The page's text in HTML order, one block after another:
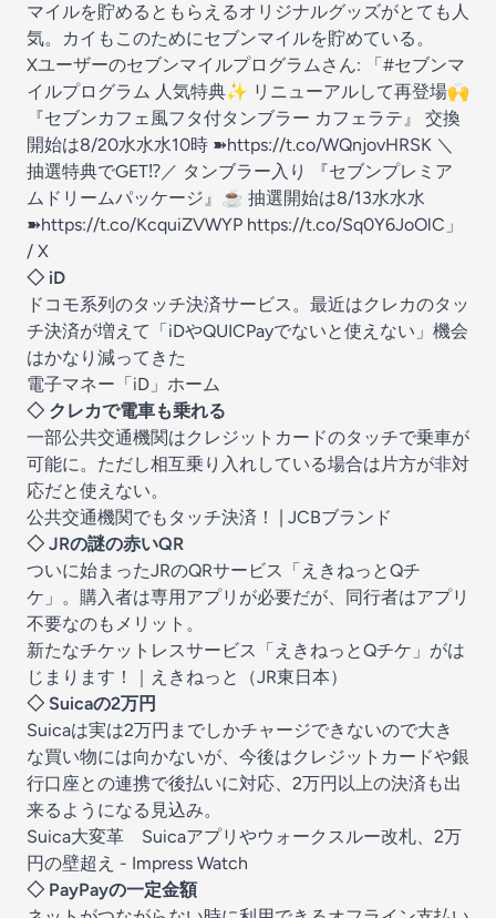
マイルを貯めるともらえるオリジナルグッズがとても人
気。カイもこのためにセブンマイルを貯めている。
Xユーザーのセブンマイルプログラムさん: 「#セブンマ
イルプログラム 人気特典✨ リニューアルして再登場🙌
『セブンカフェ風フタ付タンブラー カフェラテ』 交換
開始は8/20水水水10時 ➽https://t.co/WQnjovHRSK ＼
抽選特典でGET⁉️／ タンブラー入り 『セブンプレミア
ムドリームパッケージ』☕ 抽選開始は8/13水水水
➽https://t.co/KcquiZVWYP https://t.co/Sq0Y6JoOlC」
/ X
◇ iD
ドコモ系列のタッチ決済サービス。最近はクレカのタッ
チ決済が増えて「iDやQUICPayでないと使えない」機会
はかなり減ってきた
電子マネー「iD」ホーム
◇ クレカで電車も乗れる
一部公共交通機関はクレジットカードのタッチで乗車が
可能に。ただし相互乗り入れしている場合は片方が非対
応だと使えない。
公共交通機関でもタッチ決済！ | JCBブランド
◇ JRの謎の赤いQR
ついに始まったJRのQRサービス「えきねっとQチ
ケ」。購入者は専用アプリが必要だが、同行者はアプリ
不要なのもメリット。
新たなチケットレスサービス「えきねっとQチケ」がは
じまります！｜えきねっと（JR東日本）
◇ Suicaの2万円
Suicaは実は2万円までしかチャージできないので大き
な買い物には向かないが、今後はクレジットカードや銀
行口座との連携で後払いに対応、2万円以上の決済も出
来るようになる見込み。
Suica大変革 Suicaアプリやウォークスルー改札、2万
円の壁超え - Impress Watch
◇ PayPayの一定金額